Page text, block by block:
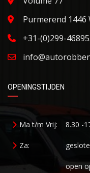
Purmerend 1446
+31-(0)299-
OPENINGSTIJDEN
Ma t/m Vrij: 8.30 -
Za:
open